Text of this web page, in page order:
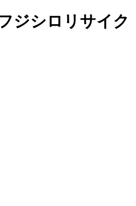
ジシロリサイク